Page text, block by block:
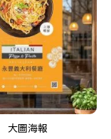
大圖海報